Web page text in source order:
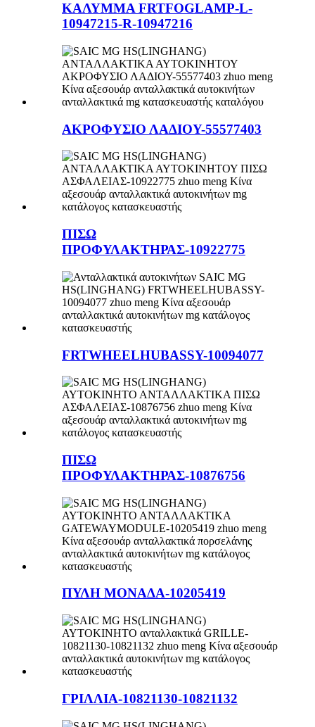
ΚΑΛΥΜΜΑ FRTFOGLAMP-L-
10947215-R-10947216
ΑΚΡΟΦΥΣΙΟ ΛΑΔΙΟΥ-55577403
ΠΙΣΩ
ΠΡΟΦΥΛΑΚΤΗΡΑΣ-10922775
FRTWHEELHUBASSY-10094077
ΠΙΣΩ
ΠΡΟΦΥΛΑΚΤΗΡΑΣ-10876756
ΠΥΛΗ ΜΟΝΑΔΑ-10205419
ΓΡΙΛΛΙΑ-10821130-10821132